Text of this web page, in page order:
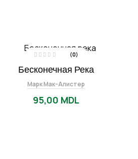
v
a
u
a
t
l
(0)
Бесконечная Река
Марк Мак-Алистер
95,00 MDL